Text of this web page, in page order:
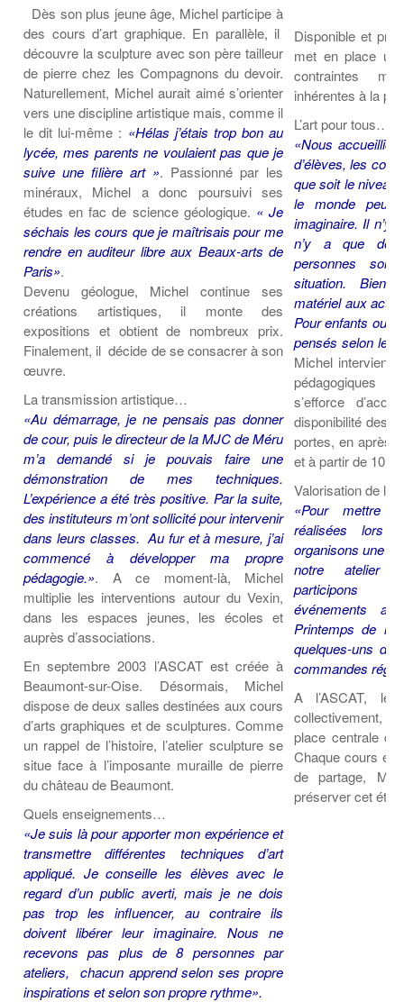
Malle pédagogique « Parcours d’exils
d’hier et d’aujourd’hui »
Story play’r
La ligue 95 et Recyclivre
Lutte contre l’illettrisme
Education aux médias
Les veilleurs de l’info
Education verte
Formation Eco-délégué.es
Actualité Ecole
… Formations BAFD
Pour s’inscrire
Actualités loisirs
Dès son plus jeune âge, Michel participe à
des cours d’art graphique. En parallèle, il
découvre la sculpture avec son père tailleur
de pierre chez les Compagnons du devoir.
Naturellement, Michel aurait aimé s’orienter
vers une discipline artistique mais, comme il
le dit lui-même : «Hélas j’étais trop bon au
lycée, mes parents ne voulaient pas que je
suive une filière art ». Passionné par les
minéraux, Michel a donc poursuivi ses
études en fac de science géologique. « Je
séchais les cours que je maîtrisais pour me
rendre en auditeur libre aux Beaux-arts de
Paris».
Devenu géologue, Michel continue ses
créations artistiques, il monte des
expositions et obtient de nombreux prix.
Finalement, il décide de se consacrer à son
œuvre.
La transmission artistique…
«Au démarrage, je ne pensais pas donner
de cour, puis le directeur de la MJC de Méru
m’a demandé si je pouvais faire une
démonstration de mes techniques.
L’expérience a été très positive. Par la suite,
des instituteurs m’ont sollicité pour intervenir
dans leurs classes. Au fur et à mesure, j’ai
commencé à développer ma propre
pédagogie.». A ce moment-là, Michel
multiplie les interventions autour du Vexin,
dans les espaces jeunes, les écoles et
auprès d’associations.
En septembre 2003 l’ASCAT est créée à
Beaumont-sur-Oise. Désormais, Michel
dispose de deux salles destinées aux cours
d’arts graphiques et de sculptures. Comme
un rappel de l’histoire, l’atelier sculpture se
situe face à l’imposante muraille de pierre
du château de Beaumont.
Quels enseignements…
«Je suis là pour apporter mon expérience et
transmettre différentes techniques d’art
appliqué. Je conseille les élèves avec le
regard d’un public averti, mais je ne dois
pas trop les influencer, au contraire ils
doivent libérer leur imaginaire. Nous ne
recevons pas plus de 8 personnes par
ateliers, chacun apprend selon ses propre
inspirations et selon son propre rythme».
Disponible et
met en place
contraintes
inhérentes à la
L’art pour tous…
«Nous
d’élèves, les
que soit le niveau
le monde peut
imaginaire. Il n’y
n’y a que
personnes
situation. Bien
matériel aux
Pour enfants ou
pensés selon les
Michel intervient
pédagogiques
s’efforce
disponibilité des
portes, en après-
et à partir de 10
Valorisation de la
«Pour mettre
réalisées lors
organisons une
notre atelier
participons
événements
Printemps de
quelques-uns de
commandes
A l’ASCAT,
collectivement,
place centrale
Chaque cours
de partage,
préserver cet état